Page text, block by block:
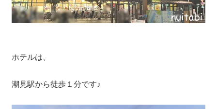
ホテルは、
潮見駅から徒歩１分です♪